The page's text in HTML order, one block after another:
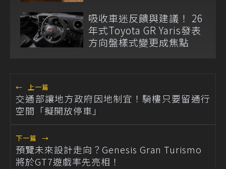
吸收車迷反饋與建議！ 26
年式Toyota GR Yaris發表
方向盤樣式變更成焦點
← 上一篇
交通部讓地方政府因地制宜！騎樓只要留通行
空間「擬開放停車」
下一篇 →
預覽未來設計走向？Genesis Gran Turismo
將於GT7遊戲率先亮相！